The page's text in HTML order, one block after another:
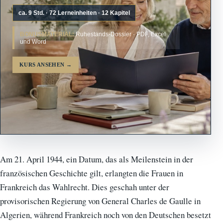
ca. 9 Std. · 72 Lerneinheiten · 12 Kapitel
BONUSMATERIAL:Ruhestands-Dossier · PDF, Excel
und Word
KURS ANSEHEN →
Am 21. April 1944, ein Datum, das als Meilenstein in der
französischen Geschichte gilt, erlangten die Frauen in
Frankreich das Wahlrecht. Dies geschah unter der
provisorischen Regierung von General Charles de Gaulle in
Algerien, während Frankreich noch von den Deutschen besetzt